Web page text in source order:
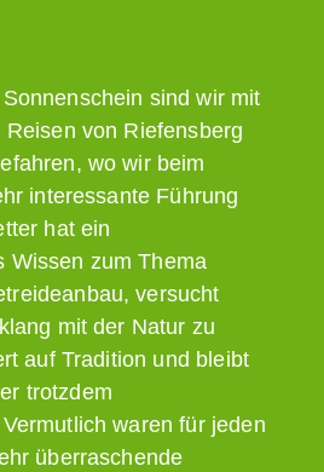
sind wir mit
von Riefensberg
wo wir beim
interessante Führung
hat ein
Wissen zum Thema
versucht
mit der Natur zu
auf Tradition und bleibt
trotzdem
waren für jeden
überraschende